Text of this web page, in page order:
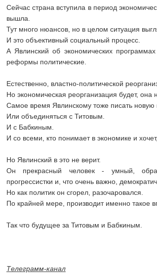
Сейчас страна вступила в период
вышла.
Тут много нюансов, но в целом ситуация
И это объективный социальный процесс.
А Явлинский об экономических
реформы политические.
Естественно, властно-политической
Но экономическая реорганизация будет, она
Самое время Явлинскому тоже писать новую
Или объединяться с Титовым.
И с Бабкиным.
И со всеми, кто понимает в экономике и
Но Явлинский в это не верит.
Он прекрасный человек - умный,
прогрессистки и, что очень важно,
Но как политик он сгорел, разочаровался.
По крайней мере, производит именно такое
Так что будущее за Титовым и Бабкиным.
Телеграмм-канал